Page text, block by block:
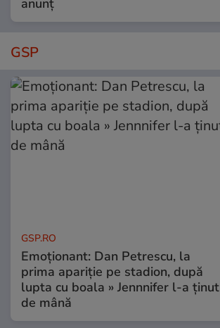
anunț
GSP
GSP.RO
Emoționant: Dan Petrescu, la
prima apariție pe stadion, după
lupta cu boala » Jennnifer l-a ținut
de mână